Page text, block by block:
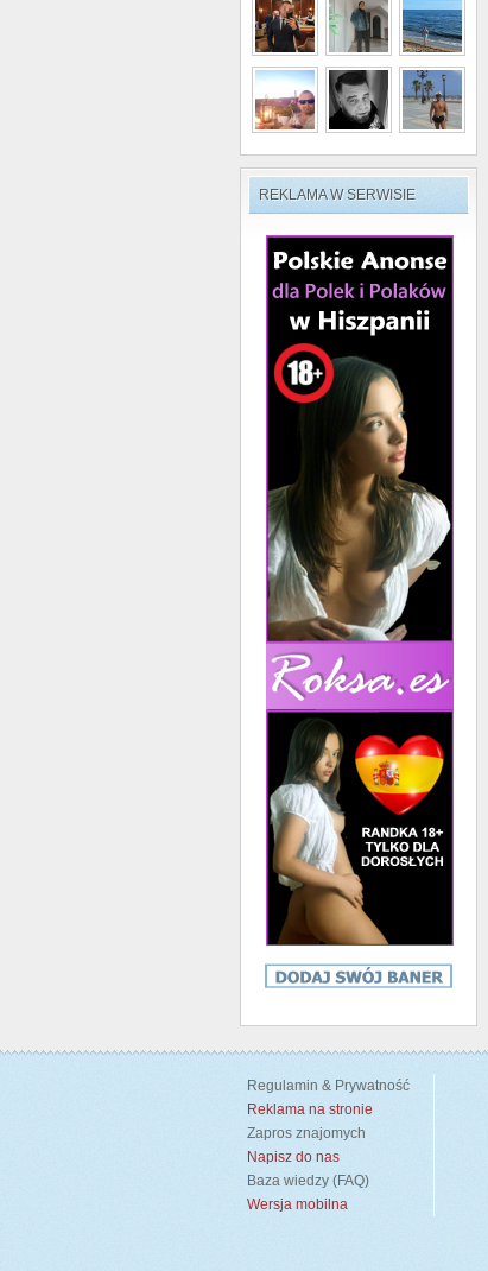
REKLAMA W SERWISIE
Regulamin & Prywatność
Reklama na stronie
Zapros znajomych
Napisz do nas
Baza wiedzy (FAQ)
Wersja mobilna